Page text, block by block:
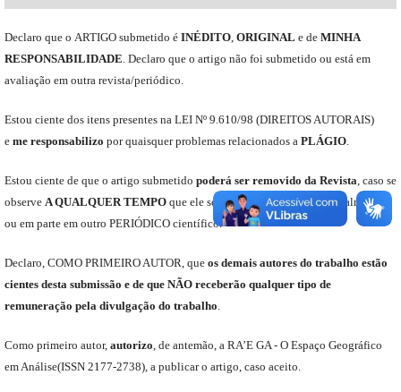
Declaro que o ARTIGO submetido é INÉDITO, ORIGINAL ede MINHA
RESPONSABILIDADE Declaro que o artigo não foi submetido ou está em
avaliação em outra revista/periódico.
Estou ciente dos itens presentes na LEI Nº 9.610/98 (DIREITOS AUTORAIS)
e meresponsabilizo por quaisquer problemas relacionados a PLÁGIO.
Estou ciente de que o artigo submetido poderá ser removido da Revista caso se
observe A QUALQUER TEMPOque elese encontra publicado integralmente
ou em parte em outro PERIÓDICOcientífico.
Declaro COMO PRIMEIRO AUTOR que os demais autores do trabalho estão
cientes desta submissão e de que NÃOreceberão qualquer tipo de
remuneração pela divulgação do trabalho
Como primeiro autor, autorizo de antemão, a RA’E GA - O Espaço Geográfico
em Análise(ISSN 2177-2738), a publicar o artigo, caso aceito.